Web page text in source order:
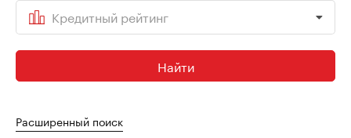
Кредитный рейтинг
Найти
Расширенный поиск